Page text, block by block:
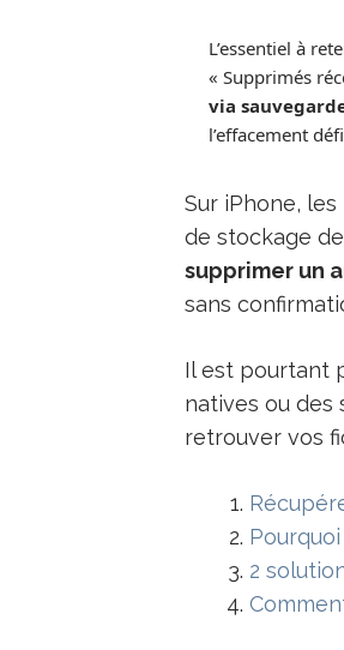
L’essentiel à
« Supprimés
via
l’effacement
Sur iPhone,
de stockage
supprimer un
sans
Il est pourtant
natives ou des
retrouver vos
2